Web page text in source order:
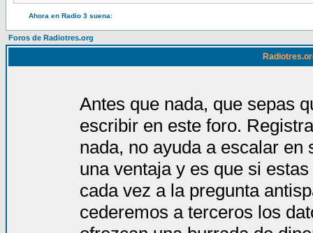
Ahora en Radio 3 suena:
Foros de Radiotres.org
Antes que nada, que sepas
escribir en este foro.
nada, no ayuda a escalar en
una ventaja y es que si
cada vez a la pregunta
cederemos a terceros los